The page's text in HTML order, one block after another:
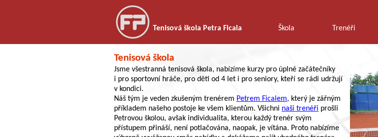
Tenisová škola Petra Ficala Škola Trenéři
Tenisová škola
Jsme všestranná tenisová škola, nabízíme kurzy pro úplné začátečníky
i pro sportovní hráče, pro děti od 4 let i pro seniory, kteří se rádi udržují
v kondici.
Náš tým je veden zkušeným trenérem Petrem Ficalem, který je zářným
příkladem našeho postoje ke všem klientům. Všichni naši trenéři prošli
Petrovou školou, avšak individualita, kterou každý trenér svým
přístupem přináší, není potlačována, naopak, je vítána. Proto nabízíme